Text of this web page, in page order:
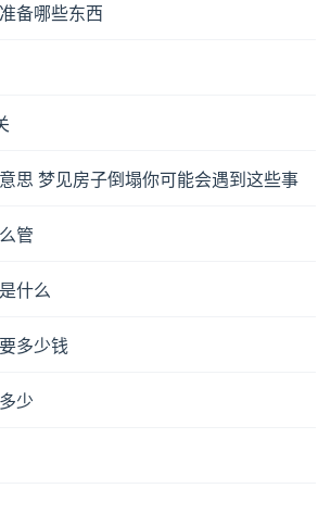
备哪些东西
思 梦见房子倒塌你可能会遇到这些事
管
什么
多少钱
少